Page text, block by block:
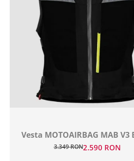
Vesta MOTOAIRBAG MAB V3
3.349 RON2.590 RON